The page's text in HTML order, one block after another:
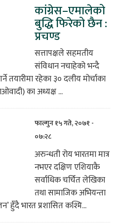
कांग्रेस–एमालेको
बुद्धि फिरेको छैन :
प्रचण्ड
सत्तापक्षले सहमतीय
संविधान नचाहेको भन्दै
तयारीमा रहेका ३० दलीय मोर्चाका
का अध्यक्ष ...
फाल्गुन १५ गते, २०७१ -
०७:२८
अरुन्धती रोय भारतमा मात्र
नभएर दक्षिण एशियाकै
सर्वाधिक चर्चित लेखिका
तथा सामाजिक अभियन्ता
हुँदै भारत प्रशासित कश्मि...